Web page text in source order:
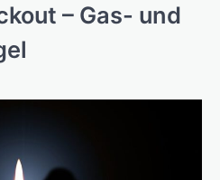
– Gas- und